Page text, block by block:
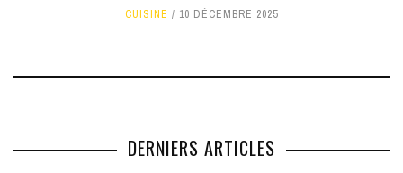
CUISINE 10 DÉCEMBRE 2025
DERNIERS ARTICLES